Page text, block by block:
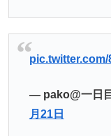
— pako@一日
月21日